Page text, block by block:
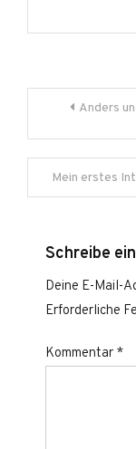
Anders
Mein erstes
Schreibe
Deine E-Mail-
Erforderliche
Kommentar *